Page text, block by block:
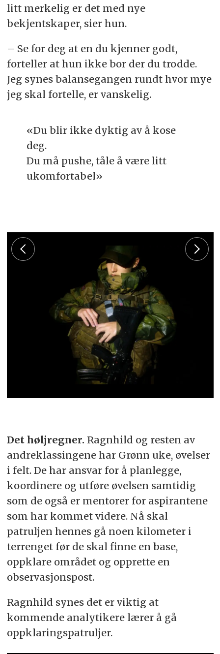
litt merkelig er det med nye
bekjentskaper, sier hun.
– Se for deg at en du kjenner godt,
forteller at hun ikke bor der du trodde.
Jeg synes balansegangen rundt hvor mye
jeg skal fortelle, er vanskelig.
«Du blir ikke dyktig av å kose
deg.
Du må pushe, tåle å være litt
ukomfortabel»
Det høljregner. Ragnhild og resten av
andreklassingene har Grønn uke, øvelser
i felt. De har ansvar for å planlegge,
koordinere og utføre øvelsen samtidig
som de også er mentorer for aspirantene
som har kommet videre. Nå skal
patruljen hennes gå noen kilometer i
terrenget før de skal finne en base,
oppklare området og opprette en
observasjonspost.
Ragnhild synes det er viktig at
kommende analytikere lærer å gå
oppklaringspatruljer.